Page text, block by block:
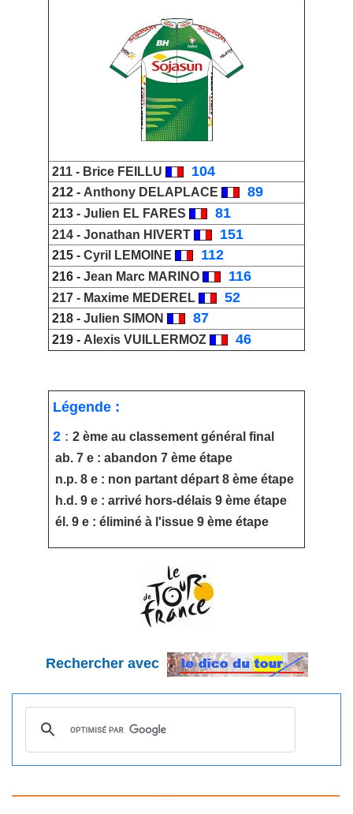
211 - Brice FEILLU 104
212 - Anthony DELAPLACE 89
213 - Julien EL FARES 81
214 - Jonathan HIVERT 151
215 - Cyril LEMOINE 112
216 - Jean Marc MARINO 116
217 - Maxime MEDEREL 52
218 - Julien SIMON 87
219 - Alexis VUILLERMOZ 46
Légende :
2 : 2 ème au classement général final
ab. 7 e : abandon 7 ème étape
n.p. 8 e : non partant départ 8 ème étape
h.d. 9 e : arrivé hors-délais 9 ème étape
él. 9 e : éliminé à l'issue 9 ème étape
Rechercher avec